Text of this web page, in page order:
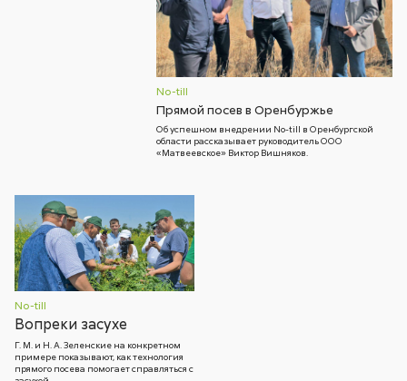
No-till
Прямой посев в Оренбуржье
Об успешном внедрении No-till в Оренбургской
области рассказывает руководитель ООО
«Матвеевское» Виктор Вишняков.
No-till
Вопреки засухе
Г. М. и Н. А. Зеленские на конкретном
примере показывают, как технология
прямого посева помогает справляться с